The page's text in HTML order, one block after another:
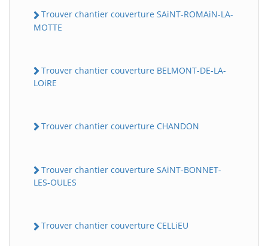
Trouver chantier couverture SAiNT-ROMAiN-LA-
MOTTE
Trouver chantier couverture BELMONT-DE-LA-
LOiRE
Trouver chantier couverture CHANDON
Trouver chantier couverture SAiNT-BONNET-
LES-OULES
Trouver chantier couverture CELLiEU